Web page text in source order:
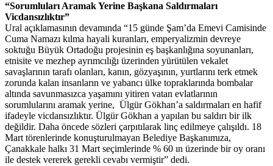
“Sorumluları Aramak Yerine Başkana Saldırmaları
Vicdansızlıktır”
Ural açıklamasının devamında “15 günde Şam’da Emevi Camisinde
Cuma Namazı kılma hayali kuranları, emperyalizmin devreye
soktuğu Büyük Ortadoğu projesinin eş başkanlığına soyunanları,
etnisite ve mezhep ayrımcılığı üzerinden yürütülen vekalet
savaşlarının tarafı olanları, kanın, gözyaşının, yurtlarını terk etmek
zorunda kalan insanların ve yabancı ülke topraklarında bombalar
altında savunmasızca yaşamını yitiren vatan evlatlarının
sorumlularını aramak yerine, Ülgür Gökhan’a saldırmaları en hafif
ifadeyle vicdansızlıktır. Ülgür Gökhan a yapılan bu saldırı bir ilk
değildir. Daha öncede sözleri çarpıtılarak linç edilmeye çalışıldı. 18
Mart törenlerinde konuşturulmayan Belediye Başkanımıza,
Çanakkale halkı 31 Mart seçimlerinde % 60 ın üzerinde bir oy oranı
ile destek vererek gerekli cevabı vermiştir” dedi.